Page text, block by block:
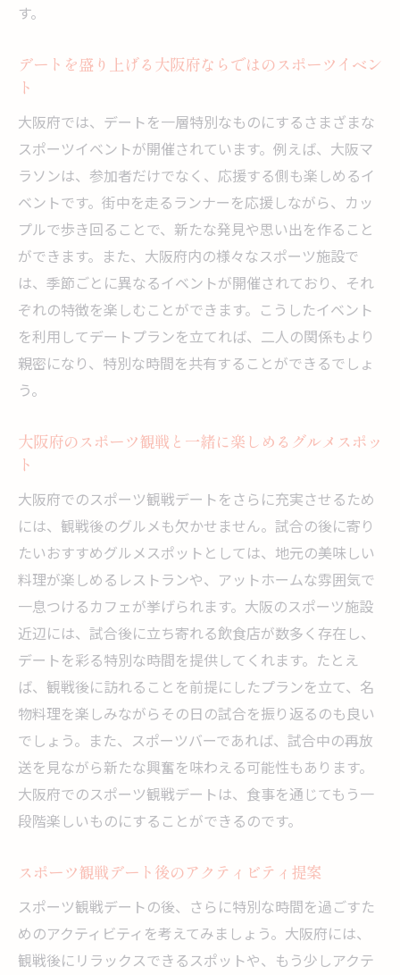
す。
デートを盛り上げる大阪府ならではのスポーツイベン
ト
大阪府では、デートを一層特別なものにするさまざまな
スポーツイベントが開催されています。例えば、大阪マ
ラソンは、参加者だけでなく、応援する側も楽しめるイ
ベントです。街中を走るランナーを応援しながら、カッ
プルで歩き回ることで、新たな発見や思い出を作ること
ができます。また、大阪府内の様々なスポーツ施設で
は、季節ごとに異なるイベントが開催されており、それ
ぞれの特徴を楽しむことができます。こうしたイベント
を利用してデートプランを立てれば、二人の関係もより
親密になり、特別な時間を共有することができるでしょ
う。
大阪府のスポーツ観戦と一緒に楽しめるグルメスポッ
ト
大阪府でのスポーツ観戦デートをさらに充実させるため
には、観戦後のグルメも欠かせません。試合の後に寄り
たいおすすめグルメスポットとしては、地元の美味しい
料理が楽しめるレストランや、アットホームな雰囲気で
一息つけるカフェが挙げられます。大阪のスポーツ施設
近辺には、試合後に立ち寄れる飲食店が数多く存在し、
デートを彩る特別な時間を提供してくれます。たとえ
ば、観戦後に訪れることを前提にしたプランを立て、名
物料理を楽しみながらその日の試合を振り返るのも良い
でしょう。また、スポーツバーであれば、試合中の再放
送を見ながら新たな興奮を味わえる可能性もあります。
大阪府でのスポーツ観戦デートは、食事を通じてもう一
段階楽しいものにすることができるのです。
スポーツ観戦デート後のアクティビティ提案
スポーツ観戦デートの後、さらに特別な時間を過ごすた
めのアクティビティを考えてみましょう。大阪府には、
観戦後にリラックスできるスポットや、もう少しアクテ